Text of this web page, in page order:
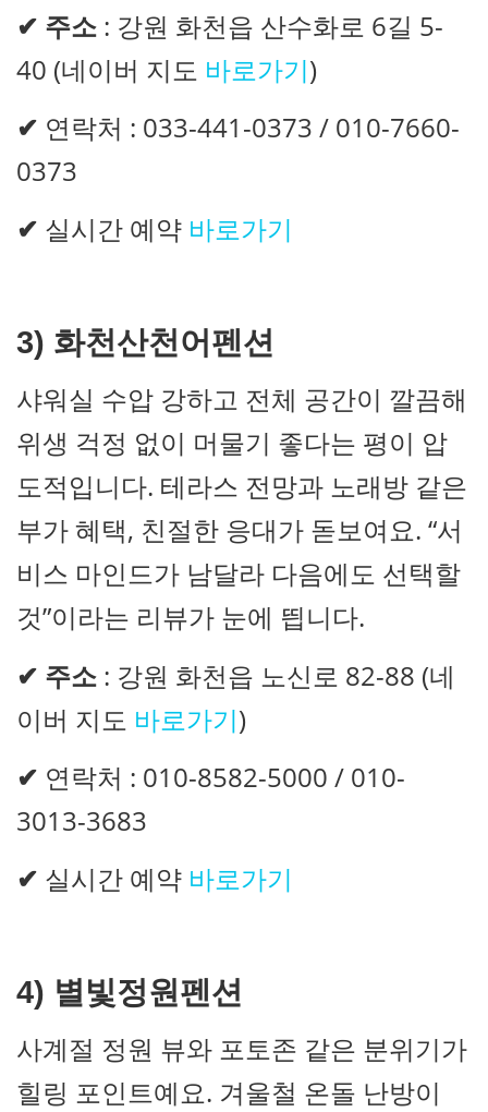
✔ 주소 : 강원 화천읍 산수화로 6길 5-
40 (네이버 지도 바로가기)
✔ 연락처 : 033-441-0373 / 010-7660-
0373
✔ 실시간 예약 바로가기
3) 화천산천어펜션
샤워실 수압 강하고 전체 공간이 깔끔해
위생 걱정 없이 머물기 좋다는 평이 압
도적입니다. 테라스 전망과 노래방 같은
부가 혜택, 친절한 응대가 돋보여요. “서
비스 마인드가 남달라 다음에도 선택할
것”이라는 리뷰가 눈에 띕니다.
✔ 주소 : 강원 화천읍 노신로 82-88 (네
이버 지도 바로가기)
✔ 연락처 : 010-8582-5000 / 010-
3013-3683
✔ 실시간 예약 바로가기
4) 별빛정원펜션
사계절 정원 뷰와 포토존 같은 분위기가
힐링 포인트예요. 겨울철 온돌 난방이